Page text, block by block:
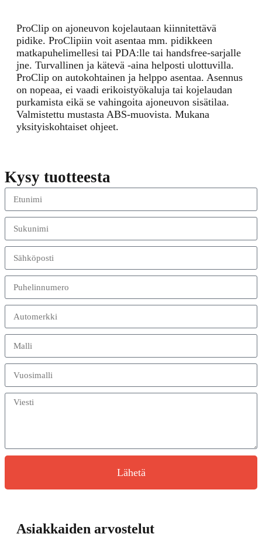
ProClip on ajoneuvon kojelautaan kiinnitettävä
pidike. ProClipiin voit asentaa mm. pidikkeen
matkapuhelimellesi tai PDA:lle tai handsfree-sarjalle
jne. Turvallinen ja kätevä -aina helposti ulottuvilla.
ProClip on autokohtainen ja helppo asentaa. Asennus
on nopeaa, ei vaadi erikoistyökaluja tai kojelaudan
purkamista eikä se vahingoita ajoneuvon sisätilaa.
Valmistettu mustasta ABS-muovista. Mukana
yksityiskohtaiset ohjeet.
Kysy tuotteesta
Lähetä
Asiakkaiden arvostelut